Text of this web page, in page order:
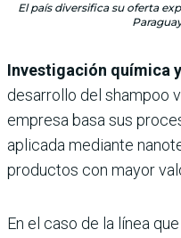
El país diversifica su oferta
Investigación química
desarrollo del shampoo
empresa basa sus
aplicada mediante
productos con mayor
En el caso de la línea